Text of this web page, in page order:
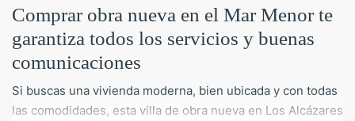
Comprar obra nueva en el Mar Menor te
garantiza todos los servicios y buenas
comunicaciones
Si buscas una vivienda moderna, bien ubicada y con todas
las comodidades, esta villa de obra nueva en Los Alcázares